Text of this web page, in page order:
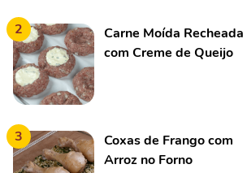
2
Carne Moída Recheada
com Creme de Queijo
3
Coxas de Frango com
Arroz no Forno